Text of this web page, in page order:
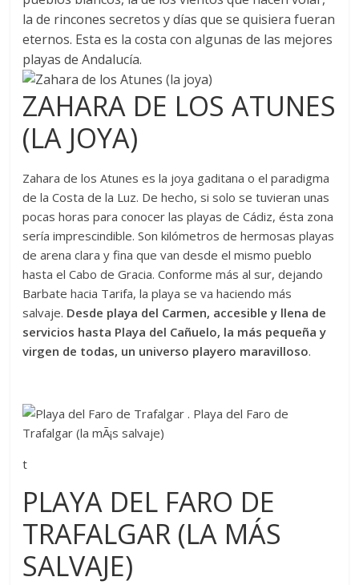
la de rincones secretos y días que se quisiera fueran
eternos. Esta es la costa con algunas de las mejores
playas de Andalucía.
ZAHARA DE LOS ATUNES
(LA JOYA)
Zahara de los Atunes es la joya gaditana o el paradigma
de la Costa de la Luz. De hecho, si solo se tuvieran unas
pocas horas para conocer las playas de Cádiz, ésta zona
sería imprescindible. Son kilómetros de hermosas playas
de arena clara y fina que van desde el mismo pueblo
hasta el Cabo de Gracia. Conforme más al sur, dejando
Barbate hacia Tarifa, la playa se va haciendo más
salvaje. Desde playa del Carmen, accesible y llena de
servicios hasta Playa del Cañuelo, la más pequeña y
virgen de todas, un universo playero maravilloso.
t
PLAYA DEL FARO DE
TRAFALGAR (LA MÁS
SALVAJE)